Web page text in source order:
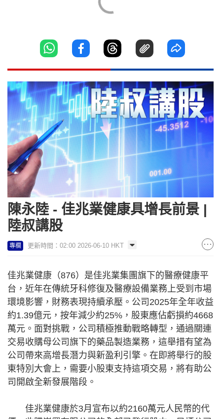
陳永陸 - 佳兆業健康具增長前景 |
陸叔講股
專欄 更新時間：02:00 2026-06-10 HKT
佳兆業健康（876）是佳兆業集團旗下的醫療健康平
台，近年在傳統牙科修復及醫療設備業務上受到市場
環境影響，財務表現持續承壓。公司2025年全年收益
約1.39億元，按年減少約25%，股東應佔虧損約4668
萬元。面對挑戰，公司積極推動戰略轉型，通過關連
交易收購母公司旗下的藥品製造業務，這舉措有望為
公司帶來高增長潛力與新盈利引擎。在即將舉行的股
東特別大會上，需要小股東支持這項交易，將有助公
司開啟全新發展階段。
佳兆業健康於3月宣布以約2160萬元人民幣的代